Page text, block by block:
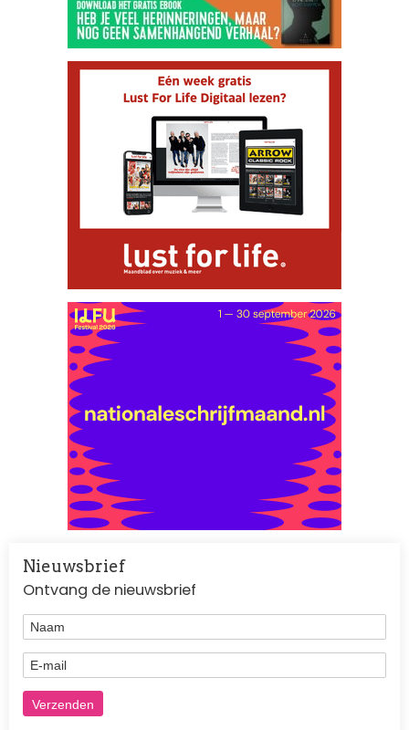
Nieuwsbrief
Ontvang de nieuwsbrief
Naam
E-mail